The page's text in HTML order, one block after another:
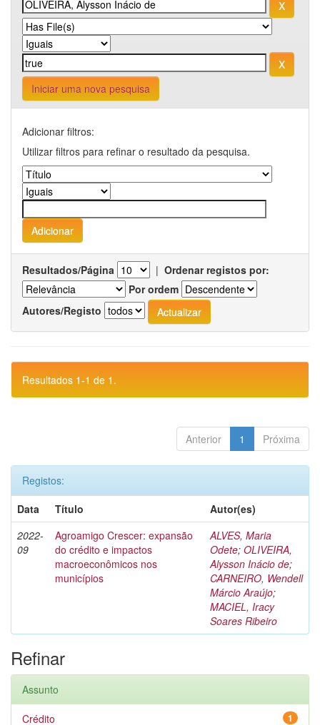
Iniciar uma nova pesquisa
Adicionar filtros:
Utilizar filtros para refinar o resultado da pesquisa.
Resultados/Página | Ordenar registos por:
Por ordem
Autores/Registo
Resultados 1-1 de 1.
Anterior 1 Próxima
Registos:
Data
Título
Autor(es)
2022-
09
Agroamigo Crescer: expansão
do crédito e impactos
macroeconômicos nos
municípios
ALVES, Maria
Odete; OLIVEIRA,
Alysson Inácio de;
CARNEIRO, Wendell
Márcio Araújo;
MACIEL, Iracy
Soares Ribeiro
Refinar
Assunto
1
Crédito